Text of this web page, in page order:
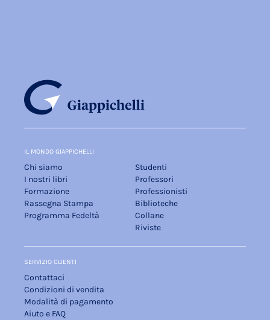
IL MONDO GIAPPICHELLI
Chi siamo
I nostri libri
Formazione
Rassegna Stampa
Programma Fedeltà
Studenti
Professori
Professionisti
Biblioteche
Collane
Riviste
SERVIZIO CLIENTI
Contattaci
Condizioni di vendita
Modalità di pagamento
Aiuto e FAQ